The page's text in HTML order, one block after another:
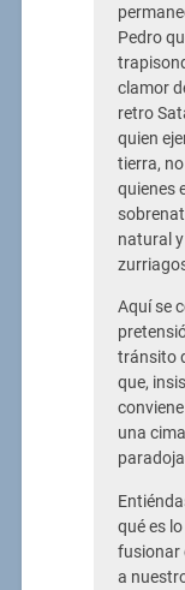
Pedro
clamor
retro
quien
tierra,
quienes
natural
Aquí se
tránsito
que,
una
qué es
fusionar
a